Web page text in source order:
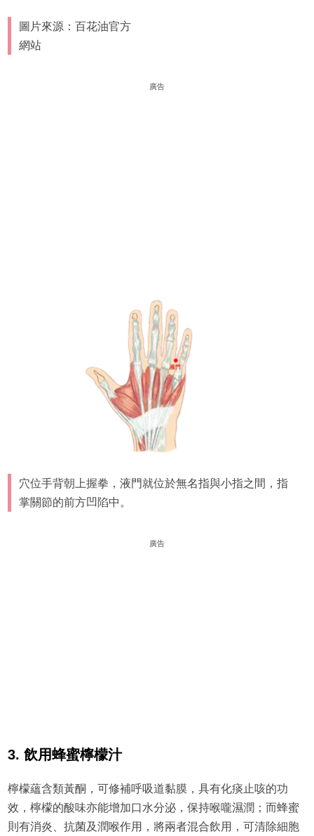
圖片來源：百花油官方
網站
廣告
穴位手背朝上握拳，液門就位於無名指與小指之間，指
掌關節的前方凹陷中。
廣告
3. 飲用蜂蜜檸檬汁
檸檬蘊含類黃酮，可修補呼吸道黏膜，具有化痰止咳的功
效，檸檬的酸味亦能增加口水分泌，保持喉嚨濕潤；而蜂蜜
則有消炎、抗菌及潤喉作用，將兩者混合飲用，可清除細胞